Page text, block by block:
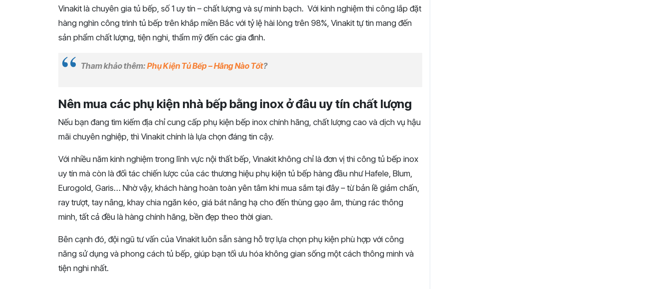
Vinakit là chuyên gia tủ bếp, số 1 uy tín – chất lượng và sự minh bạch. Với kinh nghiệm thi công lắp đặt
hàng nghìn công trình tủ bếp trên khắp miền Bắc với tỷ lệ hài lòng trên 98%, Vinakit tự tin mang đến
sản phẩm chất lượng, tiện nghi, thẩm mỹ đến các gia đình.
Tham khảo thêm:Phụ Kiện Tủ Bếp – Hãng Nào Tốt?
Nên mua các phụ kiện nhà bếp bằng inox ở đâu uy tín chất lượng
Nếu bạn đang tìm kiếm địa chỉ cung cấp phụ kiện bếp inox chính hãng, chất lượng cao và dịch vụ hậu
mãi chuyên nghiệp, thì Vinakit chính là lựa chọn đáng tin cậy.
Với nhiều năm kinh nghiệm trong lĩnh vực nội thất bếp, Vinakit không chỉ là đơn vị thi công tủ bếp inox
uy tín mà còn là đối tác chiến lược của các thương hiệu phụ kiện tủ bếp hàng đầu như Hafele, Blum,
Eurogold, Garis… Nhờ vậy, khách hàng hoàn toàn yên tâm khi mua sắm tại đây – từ bản lề giảm chấn,
ray trượt, tay nâng, khay chia ngăn kéo, giá bát nâng hạ cho đến thùng gạo âm, thùng rác thông
minh, tất cả đều là hàng chính hãng, bền đẹp theo thời gian.
Bên cạnh đó, đội ngũ tư vấn của Vinakit luôn sẵn sàng hỗ trợ lựa chọn phụ kiện phù hợp với công
năng sử dụng và phong cách tủ bếp, giúp bạn tối ưu hóa không gian sống một cách thông minh và
tiện nghi nhất.